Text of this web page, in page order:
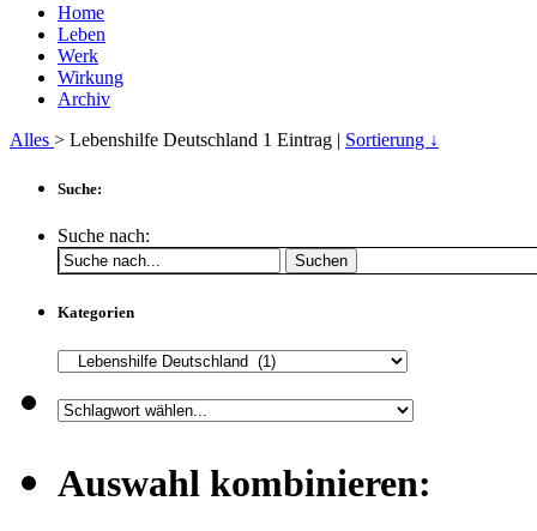
Home
Leben
Werk
Wirkung
Archiv
Alles > Lebenshilfe Deutschland 1 Eintrag | Sortierung ↓
Suche:
Suche nach:
Suchen
Kategorien
Auswahl kombinieren: